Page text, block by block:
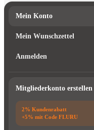
Mein Konto
Mein Wunschzettel
Anmelden
Mitgliederkonto erstellen